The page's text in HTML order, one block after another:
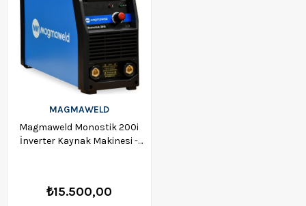
MAGMAWELD
Magmaweld Monostik 200i
İnverter Kaynak Makinesi -
₺15.500,00